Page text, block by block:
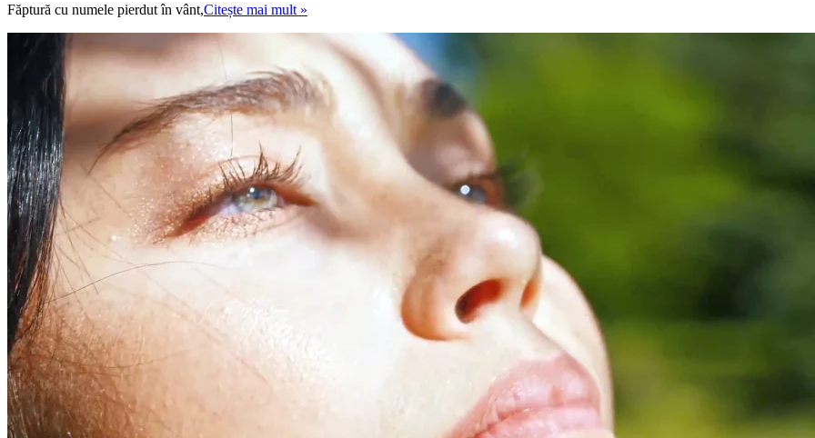
Făptură cu numele pierdut în vânt,Citește mai mult »
NUME
NAMELESS
WOMAN